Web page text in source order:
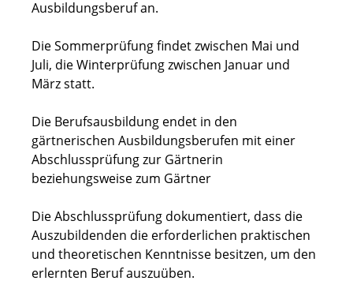
Ausbildungsberuf an.
Die Sommerprüfung findet zwischen Mai und
Juli, die Winterprüfung zwischen Januar und
März statt.
Die Berufsausbildung endet in den
gärtnerischen Ausbildungsberufen mit einer
Abschlussprüfung zur Gärtnerin
beziehungsweise zum Gärtner
Die Abschlussprüfung dokumentiert, dass die
Auszubildenden die erforderlichen praktischen
und theoretischen Kenntnisse besitzen, um den
erlernten Beruf auszuüben.